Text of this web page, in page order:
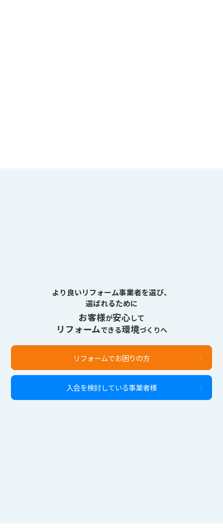
より良いリフォーム事業者を選び、
選ばれるために
お客様が安心して
リフォームできる環境づくりへ
リフォームでお困りの方
入会を検討している事業者様